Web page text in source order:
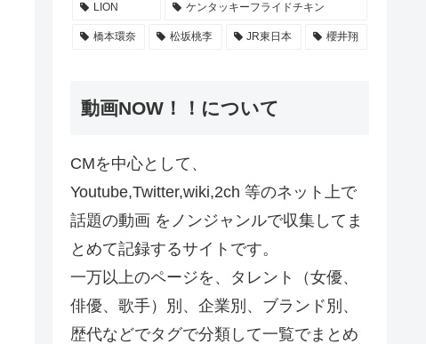
LION ケンタッキーフライドチキン
橋本環奈 松坂桃李 JR東日本 櫻井翔
動画NOW！！について
CMを中心として、
Youtube,Twitter,wiki,2ch 等のネット上で
話題の動画 をノンジャンルで収集してま
とめて記録するサイトです。
一万以上のページを、タレント（女優、
俳優、歌手）別、企業別、ブランド別、
歴代などでタグで分類して一覧でまとめ